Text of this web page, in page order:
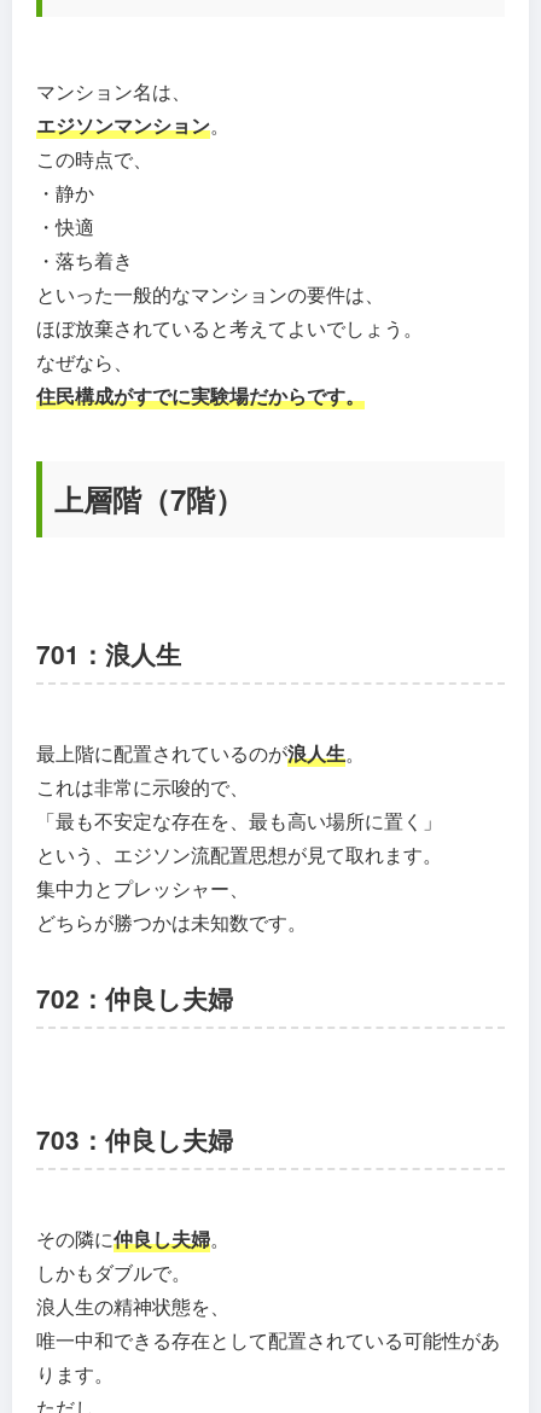
マンション名は、
エジソンマンション。
この時点で、
・静か
・快適
・落ち着き
といった一般的なマンションの要件は、
ほぼ放棄されていると考えてよいでしょう。
なぜなら、
住民構成がすでに実験場だからです。
上層階（7階）
701：浪人生
最上階に配置されているのが浪人生。
これは非常に示唆的で、
「最も不安定な存在を、最も高い場所に置く」
という、エジソン流配置思想が見て取れます。
集中力とプレッシャー、
どちらが勝つかは未知数です。
702：仲良し夫婦
703：仲良し夫婦
その隣に仲良し夫婦。
しかもダブルで。
浪人生の精神状態を、
唯一中和できる存在として配置されている可能性があ
ります。